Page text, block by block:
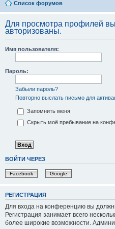
Список форумов
Для просмотра профилей
авторизованы.
Имя пользователя:
Пароль:
Забыли пароль?
Повторно выслать письмо для
Запомнить меня
Скрыть моё пребывание на
ВОЙТИ ЧЕРЕЗ
Facebook Google
РЕГИСТРАЦИЯ
Для входа на конференцию вы
Регистрация занимает всего
более широкие возможности.